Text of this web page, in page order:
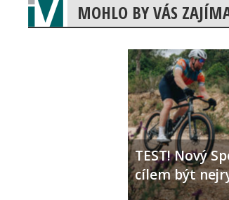
MOHLO BY VÁS
TEST! Nový
cílem být